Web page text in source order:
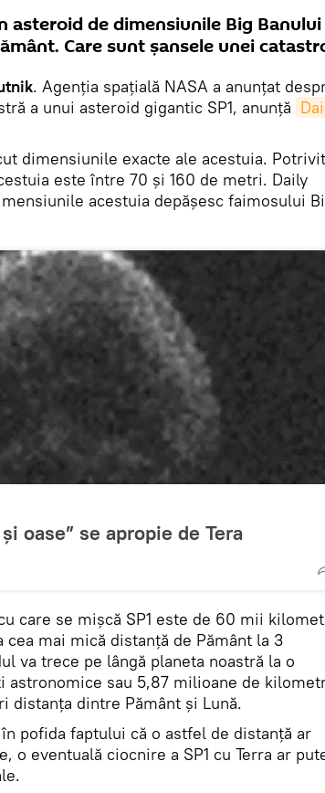
asteroid de dimensiunile Big
Care sunt șansele unei
. Agenția spațială NASA a anunțat
a unui asteroid gigantic SP1, anunță
dimensiunile exacte ale acestuia. Potrivit
este între 70 și 160 de metri. Daily
acestuia depășesc faimosului
oase” se apropie de Tera
care se mișcă SP1 este de 60 mii
cea mai mică distanță de Pământ la 3
va trece pe lângă planeta noastră la o
astronomice sau 5,87 milioane de
distanța dintre Pământ și Lună.
pofida faptului că o astfel de distanță ar
o eventuală ciocnire a SP1 cu Terra ar